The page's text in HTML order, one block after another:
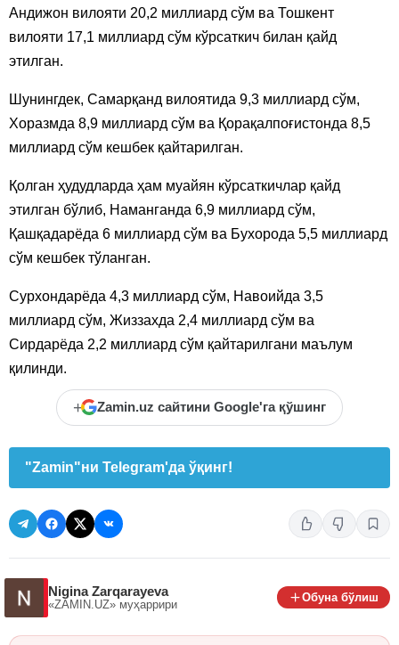
Андижон вилояти 20,2 миллиард сўм ва Тошкент
вилояти 17,1 миллиард сўм кўрсаткич билан қайд
этилган.
Шунингдек, Самарқанд вилоятида 9,3 миллиард сўм,
Хоразмда 8,9 миллиард сўм ва Қорақалпоғистонда 8,5
миллиард сўм кешбек қайтарилган.
Қолган ҳудудларда ҳам муайян кўрсаткичлар қайд
этилган бўлиб, Наманганда 6,9 миллиард сўм,
Қашқадарёда 6 миллиард сўм ва Бухорода 5,5 миллиард
сўм кешбек тўланган.
Сурхондарёда 4,3 миллиард сўм, Навоийда 3,5
миллиард сўм, Жиззахда 2,4 миллиард сўм ва
Сирдарёда 2,2 миллиард сўм қайтарилгани маълум
қилинди.
+ Zamin.uz сайтини Google'га қўшинг
"Zamin"ни Telegram'да ўқинг!
Nigina Zarqarayeva
«ZAMIN.UZ» муҳаррири
Обуна бўлиш